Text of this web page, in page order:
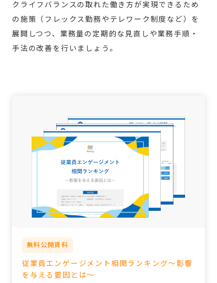
クライフバランスの取れた働き方が実現できるため
の施策（フレックス勤務やテレワーク制度など）を
展開しつつ、業務量の定期的な見直しや業務手順・
手法の改善を行いましょう。
無料公開資料
従業員エンゲージメント相関ランキング～影響
を与える要因とは～